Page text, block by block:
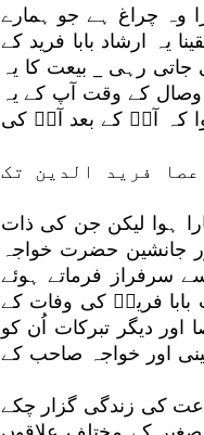
وہ چراغ ہے جو ہمارے
یہ ارشاد بابا فرید کے
رہی _ بیعت کا یہ
کے وقت آپ کے یہ
کہ آپؒ کے بعد آپؒ کی
فرید الدین تک
ہوا لیکن جن کی ذات
جانشین حضرت خواجہ
نے ۶۵۱ھ میں خلافت سے سرفراز فرماتے ہوئے
بابا فریدؒ کی وفات کے
دیگر تبرکات اُن کو
اور خواجہ صاحب کے
کی زندگی گزار چکے